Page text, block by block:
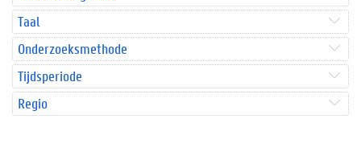
Taal
Onderzoeksmethode
Tijdsperiode
Regio